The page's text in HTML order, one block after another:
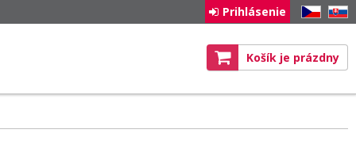
CZ SK
Prihlásenie
Košík je prázdny